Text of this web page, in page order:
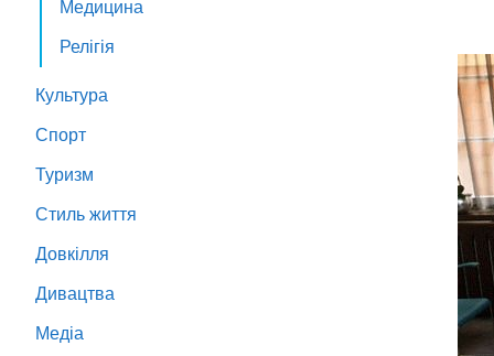
Медицина
Релігія
Культура
Спорт
Туризм
Стиль життя
Довкілля
Дивацтва
Медіа